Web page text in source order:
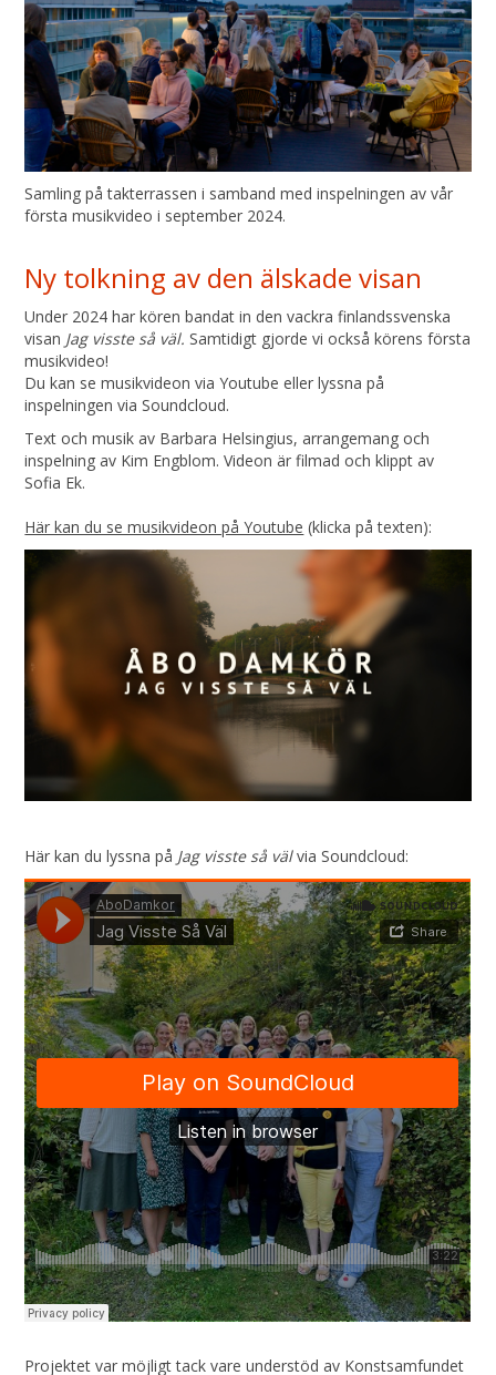
Samling på takterrassen i samband med inspelningen av vår
första musikvideo i september 2024.
Ny tolkning av den älskade visan
Under 2024 har kören bandat in den vackra finlandssvenska
visan Jag visste så väl. Samtidigt gjorde vi också körens första
musikvideo!
Du kan se musikvideon via Youtube eller lyssna på
inspelningen via Soundcloud.
Text och musik av Barbara Helsingius, arrangemang och
inspelning av Kim Engblom. Videon är filmad och klippt av
Sofia Ek.
Här kan du se musikvideon på Youtube (klicka på texten):
Här kan du lyssna på Jag visste så välvia Soundcloud:
Projektet var möjligt tack vare understöd av Konstsamfundet